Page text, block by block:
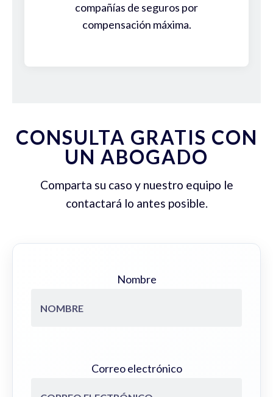
compañías de seguros por
compensación máxima.
CONSULTA GRATIS CON
UN ABOGADO
Comparta su caso y nuestro equipo le
contactará lo antes posible.
Nombre
Correo electrónico